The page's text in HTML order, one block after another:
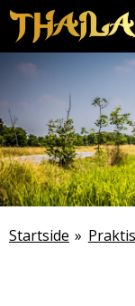
Spring
til
hovedindhold
Startside »